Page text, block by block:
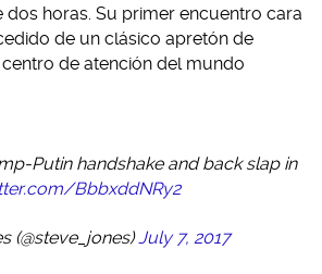
horas. Su primer encuentro cara
de un clásico apretón de
de atención del mundo
Putin handshake and back slap in
BbbxddNRy2
(@steve_jones)July 7, 2017